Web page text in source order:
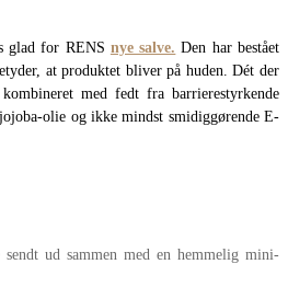
glad for RENS nye salve. Den har bestået
at produktet bliver på huden. Dét der
med fedt fra barrierestyrkende
olie og ikke mindst smidiggørende E-
ud sammen med en hemmelig mini-